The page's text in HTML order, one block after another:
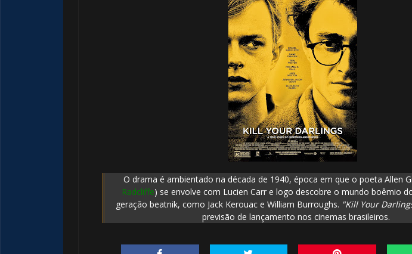
O drama é ambientado na década de 1940, época em que o poeta Allen
Radcliffe) se envolve com Lucien Carr e logo descobre o mundo boêmio
geração beatnik, como Jack Kerouac e William Burroughs. "Kill Your
previsão de lançamento nos cinemas brasileiros.
1️⃣ 8️⃣
1️⃣ 8️⃣
1️⃣ 8️⃣